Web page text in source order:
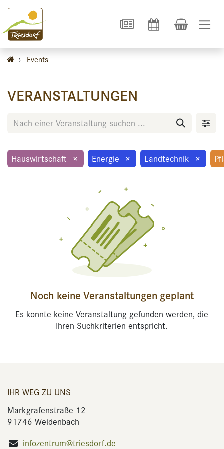
› Events
VERANSTALTUNGEN
Hauswirtschaft × Energie × Landtechnik ×
Noch keine Veranstaltungen geplant
Es konnte keine Veranstaltung gefunden werden, die
Ihren Suchkriterien entspricht.
IHR WEG ZU UNS
Markgrafenstraße 12
91746 Weidenbach
infozentrum@triesdorf.de